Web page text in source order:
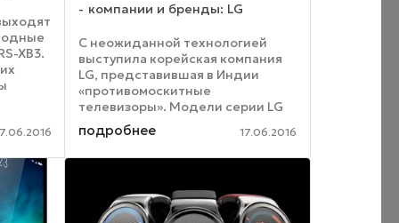
XB3.
компании и бренды: LG
С неожиданной технологией
выступила корейская компания
LG, представившая в Индии
«противомоскитные
телевизоры». Модели серии LG
Mosquito Away TV действительно
могут отпугивать москитов. Не
секрет, что насекомые
подробнее 17.06.2016